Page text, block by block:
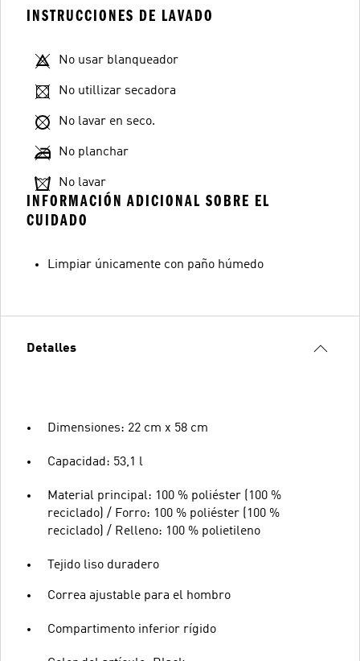
INSTRUCCIONES DE LAVADO
No usar blanqueador
No utillizar secadora
No lavar en seco.
No planchar
No lavar
INFORMACIÓN ADICIONAL SOBRE EL
CUIDADO
Limpiar únicamente con paño húmedo
Detalles
Dimensiones: 22 cm x 58 cm
Capacidad: 53,1 l
Material principal: 100 % poliéster (100 %
reciclado) / Forro: 100 % poliéster (100 %
reciclado) / Relleno: 100 % polietileno
Tejido liso duradero
Correa ajustable para el hombro
Compartimento inferior rígido